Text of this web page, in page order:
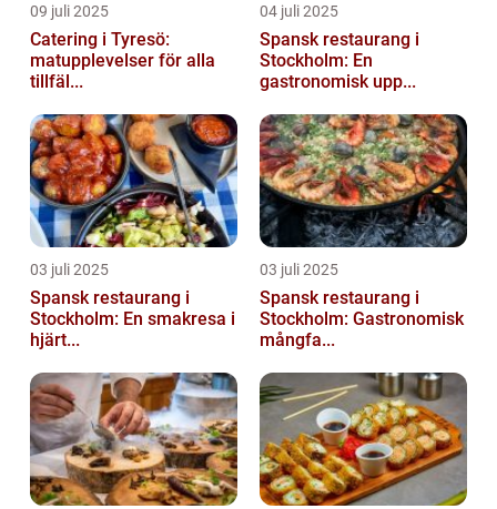
09 juli 2025
Catering i Tyresö:
matupplevelser för alla
tillfäl...
04 juli 2025
Spansk restaurang i
Stockholm: En
gastronomisk upp...
03 juli 2025
Spansk restaurang i
Stockholm: En smakresa i
hjärt...
03 juli 2025
Spansk restaurang i
Stockholm: Gastronomisk
mångfa...